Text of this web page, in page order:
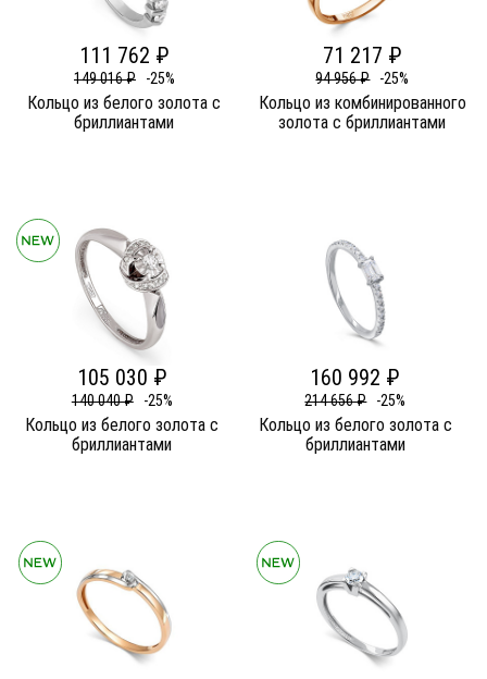
111 762 ₽
149 016 ₽ -25%
Кольцо из белого золота c
бриллиантами
71 217 ₽
94 956 ₽ -25%
Кольцо из комбинированного
золота c бриллиантами
105 030 ₽
140 040 ₽ -25%
Кольцо из белого золота c
бриллиантами
160 992 ₽
214 656 ₽ -25%
Кольцо из белого золота c
бриллиантами